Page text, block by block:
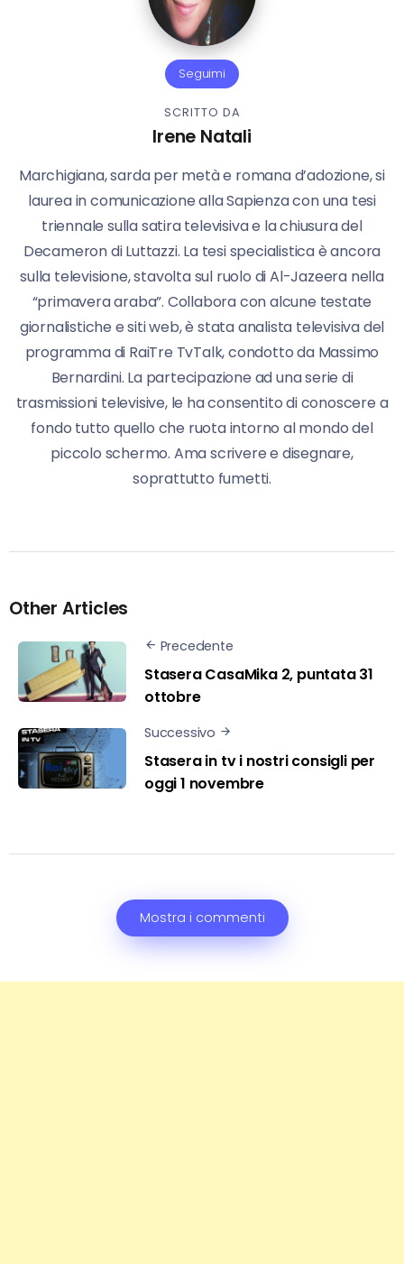
Seguimi
SCRITTO DA
Irene Natali
Marchigiana, sarda per metà e romana d’adozione, si
laurea in comunicazione alla Sapienza con una tesi
triennale sulla satira televisiva e la chiusura del
Decameron di Luttazzi. La tesi specialistica è ancora
sulla televisione, stavolta sul ruolo di Al-Jazeera nella
“primavera araba”. Collabora con alcune testate
giornalistiche e siti web, è stata analista televisiva del
programma di RaiTre TvTalk, condotto da Massimo
Bernardini. La partecipazione ad una serie di
trasmissioni televisive, le ha consentito di conoscere a
fondo tutto quello che ruota intorno al mondo del
piccolo schermo. Ama scrivere e disegnare,
soprattutto fumetti.
Other Articles
Precedente
Stasera CasaMika 2, puntata 31
ottobre
Successivo
Stasera in tv i nostri consigli per
oggi 1 novembre
Mostra i commenti